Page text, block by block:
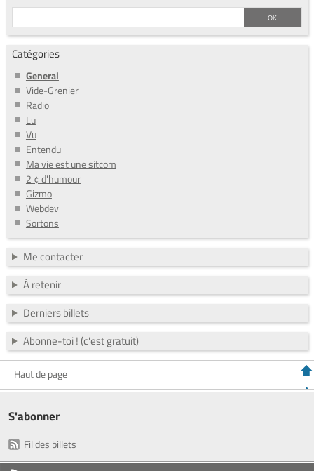
Catégories
General
Vide-Grenier
Radio
Lu
Vu
Entendu
Ma vie est une sitcom
2 ¢ d'humour
Gizmo
Webdev
Sortons
Me contacter
À retenir
Derniers billets
Abonne-toi ! (c'est gratuit)
Haut de page
S'abonner
Fil des billets